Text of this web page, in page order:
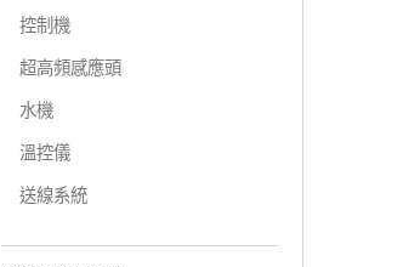
控制機
超高頻感應頭
水機
溫控儀
送線系統